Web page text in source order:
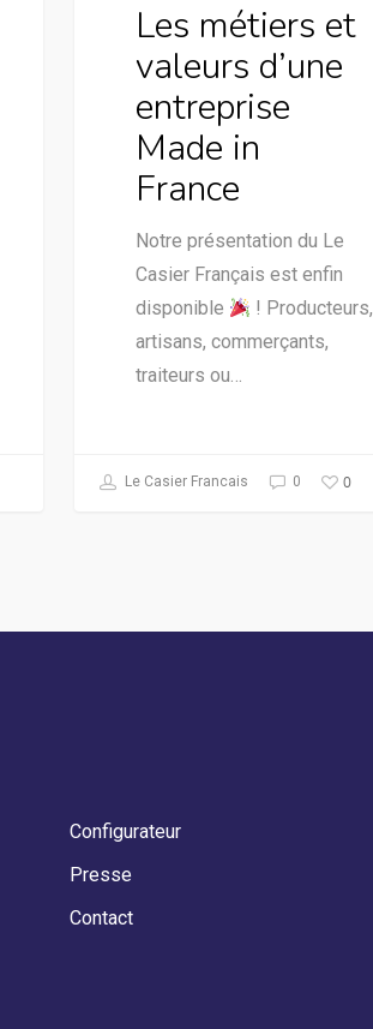
Les métiers et
valeurs d’une
entreprise
Made in
France
Notre présentation du Le
Casier Français est enfin
disponible
! Producteurs,
artisans, commerçants,
traiteurs ou…
Le Casier Francais 0 0
Configurateur
Presse
Contact